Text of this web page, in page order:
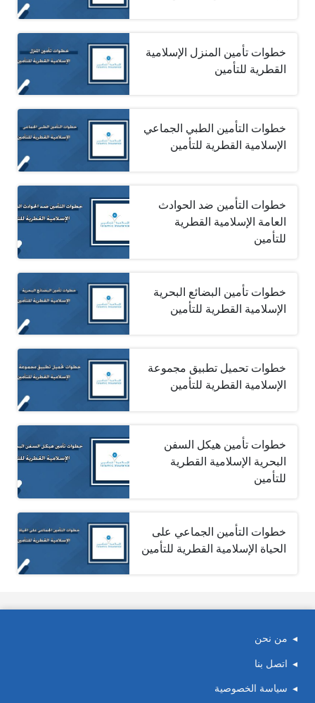
خطوات تأمين المنزل الإسلامية
القطرية للتأمين
خطوات التأمين الطبي الجماعي
الإسلامية القطرية للتأمين
خطوات التأمين ضد الحوادث
العامة الإسلامية القطرية
للتأمين
خطوات تأمين البضائع البحرية
الإسلامية القطرية للتأمين
خطوات تحميل تطبيق مجموعة
الإسلامية القطرية للتأمين
خطوات تأمين هيكل السفن
البحرية الإسلامية القطرية
للتأمين
خطوات التأمين الجماعي على
الحياة الإسلامية القطرية للتأمين
من نحن
اتصل بنا
سياسة الخصوصية